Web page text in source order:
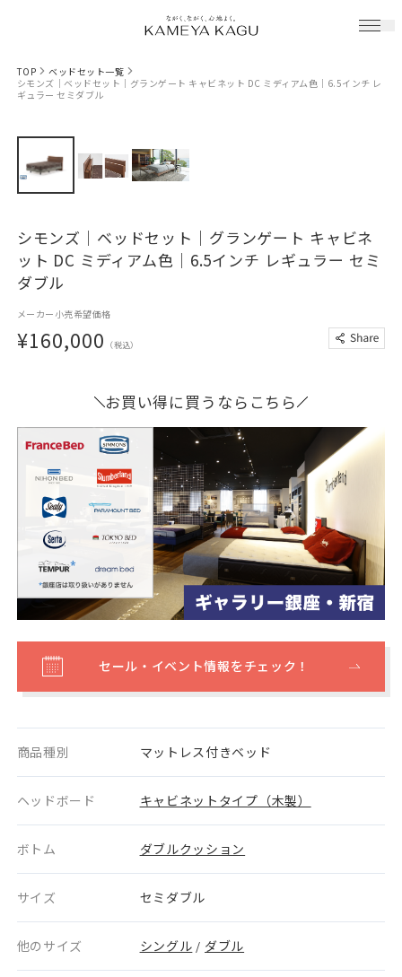
TOP
ベッドセット一覧
シモンズ｜ベッドセット｜グランゲート キャビネット DC ミディアム色｜6.5インチ レ
ギュラー セミダブル
シモンズ｜ベッドセット｜グランゲート キャビネ
ット DC ミディアム色｜6.5インチ レギュラー セミ
ダブル
メーカー小売希望価格
¥160,000 （税込）
お買い得に買うならこちら
セール・イベント情報をチェック！
商品種別 マットレス付きベッド
ヘッドボード キャビネットタイプ（木製）
ボトム ダブルクッション
サイズ セミダブル
他のサイズ シングル / ダブル